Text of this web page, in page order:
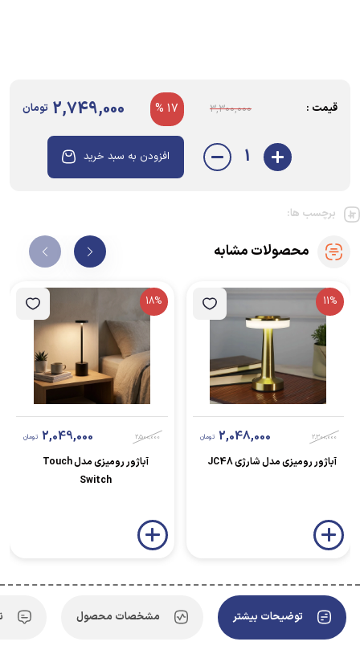
قیمت : 3,300,000
17 %
2,749,000 تومان
1 افزودن به سبد خرید
برچسب ها:
محصولات مشابه
11%
2,300,000
2,048,000 تومان
آباژور رومیزی مدل شارژی JC48
18%
2,500,000
2,049,000 تومان
آباژور رومیزی مدل Touch
Switch
توضیحات بیشتر مشخصات محصول